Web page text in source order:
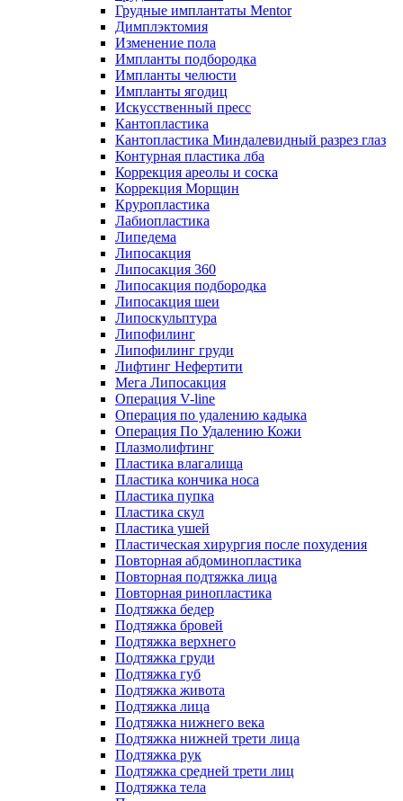
Грудные имплантаты Mentor
Димплэктомия
Изменение пола
Импланты подбородка
Импланты челюсти
Импланты ягодиц
Искусственный пресс
Кантопластика
Кантопластика Миндалевидный разрез глаз
Контурная пластика лба
Коррекция ареолы и соска
Коррекция Морщин
Круропластика
Лабиопластика
Липедема
Липосакция
Липосакция 360
Липосакция подбородка
Липосакция шеи
Липоскульптура
Липофилинг
Липофилинг груди
Лифтинг Нефертити
Мега Липосакция
Операция V-line
Операция по удалению кадыка
Операция По Удалению Кожи
Плазмолифтинг
Пластика влагалища
Пластика кончика носа
Пластика пупка
Пластика скул
Пластика ушей
Пластическая хирургия после похудения
Повторная абдоминопластика
Повторная подтяжка лица
Повторная ринопластика
Подтяжка бедер
Подтяжка бровей
Подтяжка верхнего
Подтяжка груди
Подтяжка губ
Подтяжка живота
Подтяжка лица
Подтяжка нижнего века
Подтяжка нижней трети лица
Подтяжка рук
Подтяжка средней трети лиц
Подтяжка тела